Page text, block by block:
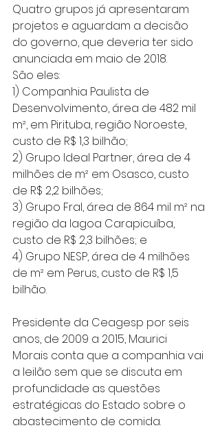
Quatro grupos já apresentaram
projetos e aguardam a decisão
do governo, que deveria ter sido
anunciada em maio de 2018.
São eles:
1) Companhia Paulista de
Desenvolvimento, área de 482 mil
m², em Pirituba, região Noroeste,
custo de R$ 1,3 bilhão;
2) Grupo Ideal Partner, área de 4
milhões de m² em Osasco, custo
de R$ 2,2 bilhões;
3) Grupo Fral, área de 864 mil m² na
região da lagoa Carapicuíba,
custo de R$ 2,3 bilhões; e
4) Grupo NESP, área de 4 milhões
de m² em Perus, custo de R$ 1,5
bilhão.
Presidente da Ceagesp por seis
anos, de 2009 a 2015, Maurici
Morais conta que a companhia vai
a leilão sem que se discuta em
profundidade as questões
estratégicas do Estado sobre o
abastecimento de comida.